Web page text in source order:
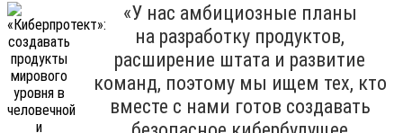
«У нас амбициозные планы
на разработку продуктов,
расширение штата и развитие
команд, поэтому мы ищем тех, кто
вместе с нами готов создавать